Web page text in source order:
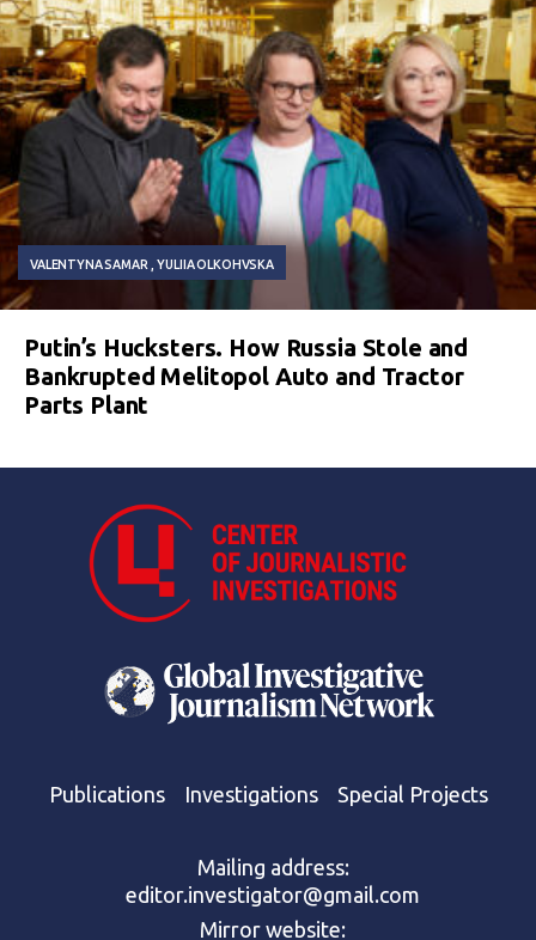
VALENTYNA SAMAR YULIIA OLKOHVSKA
Putin’s Hucksters. How Russia Stole and
Bankrupted Melitopol Auto and Tractor
Parts Plant
Publications Investigations Special Projects
Mailing address:
editor.investigator@gmail.com
Mirror website: